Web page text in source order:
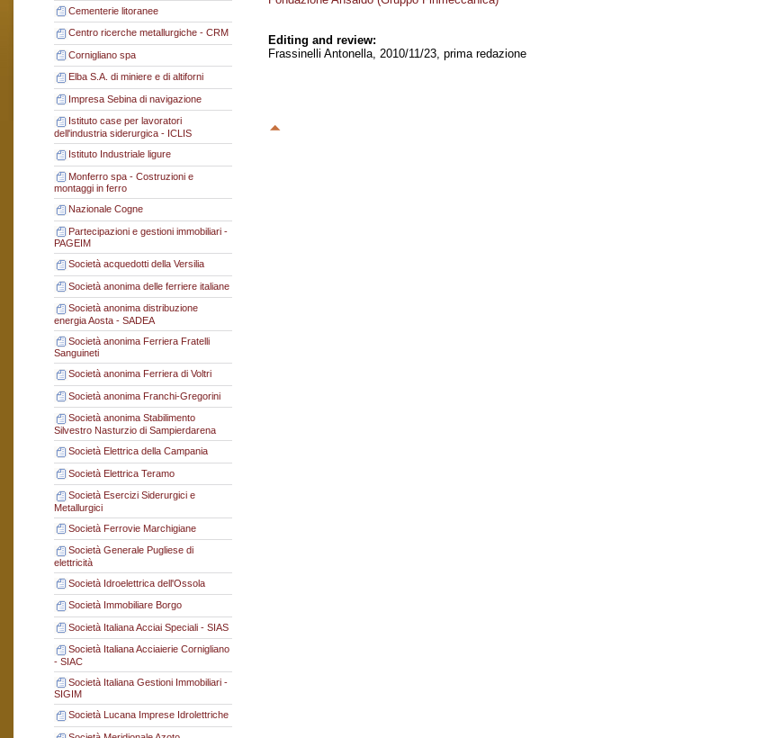
Cementerie litoranee
Centro ricerche metallurgiche - CRM
Cornigliano spa
Elba S.A. di miniere e di altiforni
Impresa Sebina di navigazione
Istituto case per lavoratori
dell'industria siderurgica - ICLIS
Istituto Industriale ligure
Monferro spa - Costruzioni e
montaggi in ferro
Nazionale Cogne
Partecipazioni e gestioni immobiliari -
PAGEIM
Società acquedotti della Versilia
Società anonima delle ferriere italiane
Società anonima distribuzione
energia Aosta - SADEA
Società anonima Ferriera Fratelli
Sanguineti
Società anonima Ferriera di Voltri
Società anonima Franchi-Gregorini
Società anonima Stabilimento
Silvestro Nasturzio di Sampierdarena
Società Elettrica della Campania
Società Elettrica Teramo
Società Esercizi Siderurgici e
Metallurgici
Società Ferrovie Marchigiane
Società Generale Pugliese di
elettricità
Società Idroelettrica dell'Ossola
Società Immobiliare Borgo
Società Italiana Acciai Speciali - SIAS
Società Italiana Acciaierie Cornigliano
- SIAC
Società Italiana Gestioni Immobiliari -
SIGIM
Società Lucana Imprese Idrolettriche
Editing and review:
Frassinelli Antonella, 2010/11/23, prima redazione